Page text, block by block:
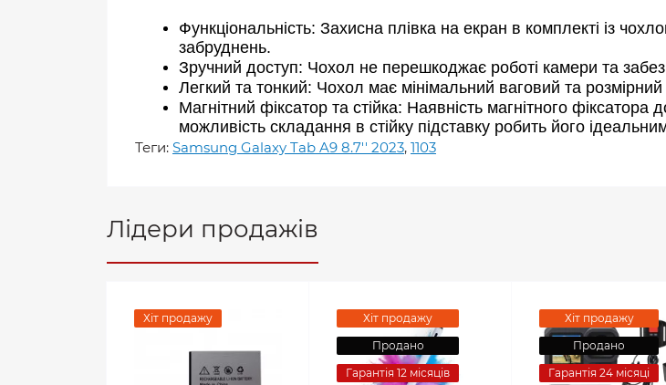
Функціональність: Захисна плівка на екран в комплекті із
забруднень.
Зручний доступ: Чохол не перешкоджає роботі камери та
Легкий та тонкий: Чохол має мінімальний ваговий та
Магнітний фіксатор та стійка: Наявність магнітного
можливість складання в стійку підставку робить його
Теги: Samsung Galaxy Tab A9 8.7'' 2023, 1103
Лідери продажів
Хіт продажу
Хіт продажу
Продано
Гарантія 12 місяців
Хіт продажу
Продано
Гарантія 24 місяці